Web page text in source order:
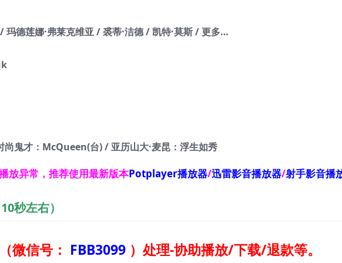
德莲娜·弗莱克维亚 / 裘蒂·洁德 / 凯特·莫斯 / 更多…
鬼才：McQueen(台) / 亚历山大·麦昆：浮生如秀
放异常，推荐使用最新版本Potplayer播放器/迅雷影音播放器/射手影音播
秒左右）
微信号： FBB3099 ） 处理-协助播放/下载/退款等。